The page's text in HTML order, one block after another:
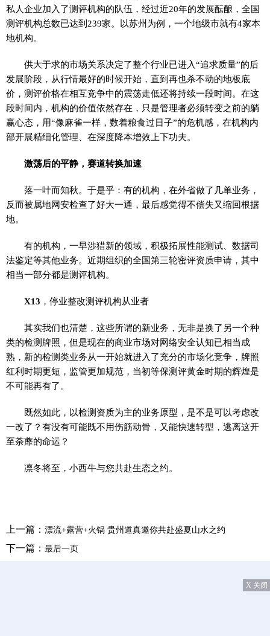
私人企业加入了测评机构的队伍，经过近20年的发展酝酿，全国
测评机构总数已达到239家。以苏州为例，一个地级市就有4家本
地机构。
供大于求的市场关系决定了整个行业已进入“追求质量”的后
发展阶段，从行情最好的时候开始，直到再也杀不动的地板底
价，测评价格在相互竞争中的震荡走低还将持续一段时间。在这
段时间内，机构的价值依然存在，只是管理者必须转变之前的躺
赢心态，用“像麻雀一样，数着粮食过日子”的危机感，在机构内
部开展精细化管理、在深度降本增效上下功夫。
激荡后的平静，赛道转换加速
落一叶而知秋。于是乎：有的机构，在外省做了几单业务，
反而被属地网安检查了好大一通，最后感觉得不偿失又缩回根据
地。
有的机构，一早涉猎新的领域，积极拓展性能测试、数据司
法鉴定等其他业务。近期组织的全国第三轮密评资质申请，其中
相当一部分都是测评机构。
X13 ，停业整改测评机构从业者
其实我们也清楚，这些所谓的新业务，无非是换了另一个种
类的检测牌照，但是现在的商业市场对网络安全认知已相当成
熟，新的检测类业务从一开始就进入了充分的市场化竞争，牌照
红利时期更短，监管更加规范，当初等保测评黄金时期的辉煌是
不可能再有了。
既然如此，以检测资质为主的业务原型，是不是可以考虑改
一改了？有没有可能既不用伤筋动骨，又能快速转型，逃离这开
至荼蘼的命运？
凛冬将至，小西牛与您共赴生态之约。
上一篇： 漂流+露营+火锅 贵州道真邀你共赴盛夏山水之约
下一篇： 最后一页
X 关闭